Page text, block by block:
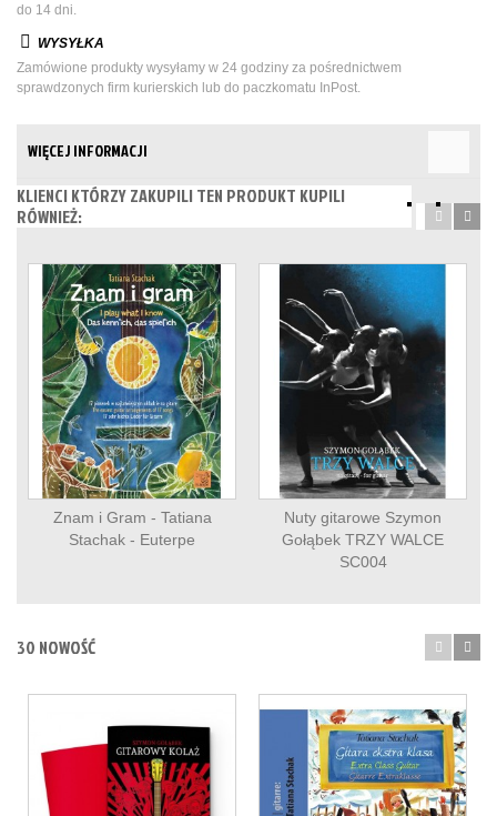
do 14 dni.
WYSYŁKA
Zamówione produkty wysyłamy w 24 godziny za pośrednictwem
sprawdzonych firm kurierskich lub do paczkomatu InPost.
WIĘCEJ INFORMACJI
KLIENCI KTÓRZY ZAKUPILI TEN PRODUKT KUPILI
RÓWNIEŻ:
Znam i Gram - Tatiana
Stachak - Euterpe
Nuty gitarowe Szymon
Gołąbek TRZY WALCE
SC004
30 NOWOŚĆ